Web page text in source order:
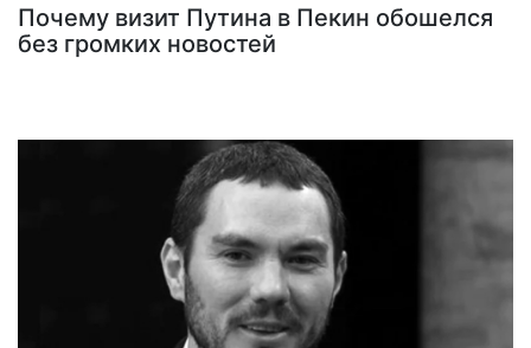
Почему визит Путина в Пекин обошелся
без громких новостей